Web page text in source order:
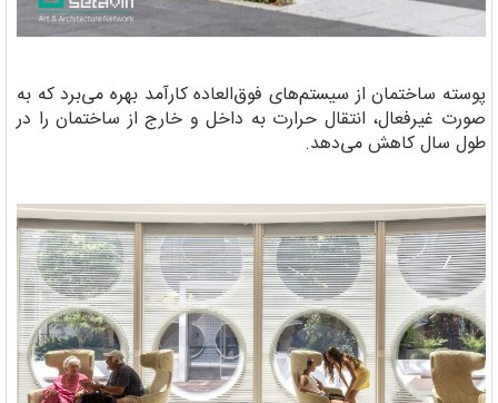
پوسته ساختمان از سیستم‌های فوق‌العاده کارآمد بهره می‌برد که به
صورت غیرفعال، انتقال حرارت به داخل و خارج از ساختمان را در
طول سال کاهش می‌دهد.